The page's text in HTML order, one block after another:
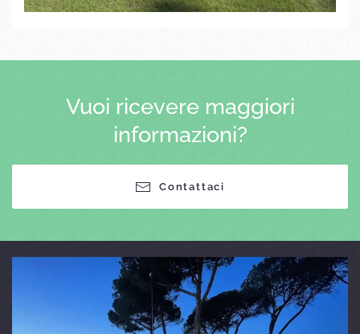
Vuoi ricevere maggiori
informazioni?
Contattaci